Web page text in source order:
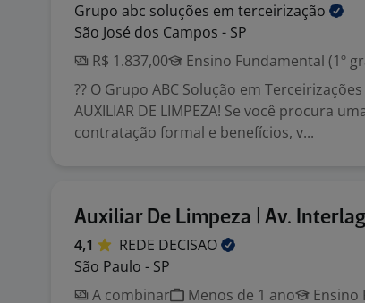
Grupo abc soluções em terceirização
São José dos Campos - SP
R$ 1.837,00
Ensino Fundamental (1º
?? O Grupo ABC Solução em
AUXILIAR DE LIMPEZA! Se você procura
contratação formal e benefícios, v...
Auxiliar De Limpeza | Av.
4,1 REDE DECISAO
São Paulo - SP
A combinar
Menos de 1 ano
Ensino